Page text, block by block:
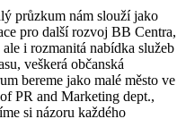
průzkum nám slouží jako
pro další rozvoj BB Centra,
i rozmanitá nabídka služeb
veškerá občanská
bereme jako malé město ve
PR and Marketing dept.,
si názoru každého